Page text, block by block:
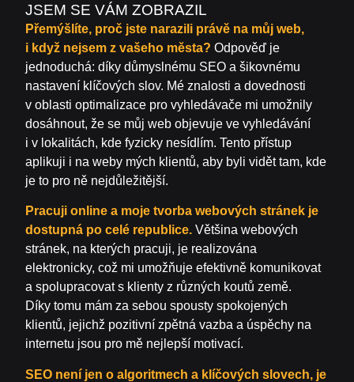
JSEM SE VÁM ZOBRAZIL
Přemýšlíte, proč jste narazili právě na můj web,
i když nejsem z vašeho města? Odpověď je
jednoduchá: díky důmyslnému SEO a šikovnému
nastavení klíčových slov. Mé znalosti a dovednosti
v oblasti optimalizace pro vyhledávače mi umožnily
dosáhnout, že se můj web objevuje ve vyhledávání
i v lokalitách, kde fyzicky nesídlím. Tento přístup
aplikuji i na weby mých klientů, aby byli vidět tam, kde
je to pro ně nejdůležitější.
Pracuji online a moje tvorba webových stránek je
dostupná po celé republice. Většina webových
stránek, na kterých pracuji, je realizována
elektronicky, což mi umožňuje efektivně komunikovat
a spolupracovat s klienty z různých koutů země.
Díky tomu mám za sebou spousty spokojených
klientů, jejichž pozitivní zpětná vazba a úspěchy na
internetu jsou pro mě nejlepší motivací.
SEO není jen o algoritmech a klíčových slovech, je